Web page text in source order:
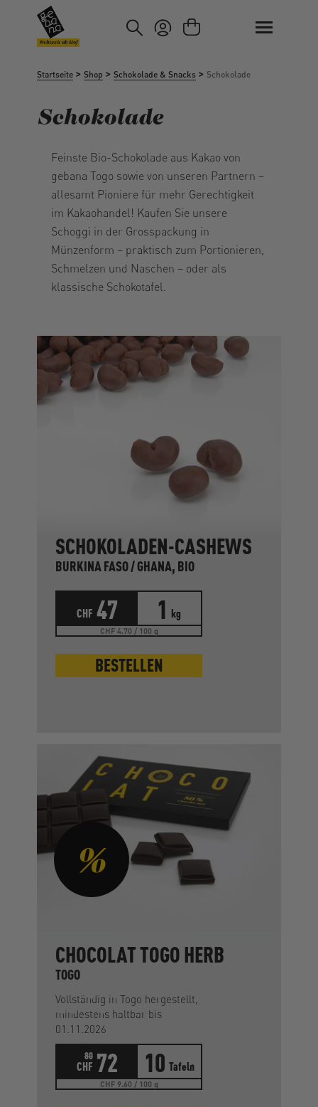
Hauptinhalt springen
Zur Suche springen
Weltweit ab Hof
Startseite > Shop > Schokolade & Snacks > Schokolade
Schokolade
Feinste Bio-Schokolade aus Kakao von
gebana Togo sowie von unseren Partnern –
allesamt Pioniere für mehr Gerechtigkeit
im Kakaohandel! Kaufen Sie unsere
Schoggi in der Grosspackung in
Münzenform – praktisch zum Portionieren,
Schmelzen und Naschen – oder als
klassische Schokotafel.
SCHOKOLADEN-CASHEWS
BURKINA FASO / GHANA, BIO
CHF 47 1 kg
CHF 4.70 / 100 g
BESTELLEN
CHOCOLAT TOGO HERB
TOGO
Vollständig in Togo hergestellt,
mindestens haltbar bis
01.11.2026
80
CHF 72 10 Tafeln
CHF 9.60 / 100 g